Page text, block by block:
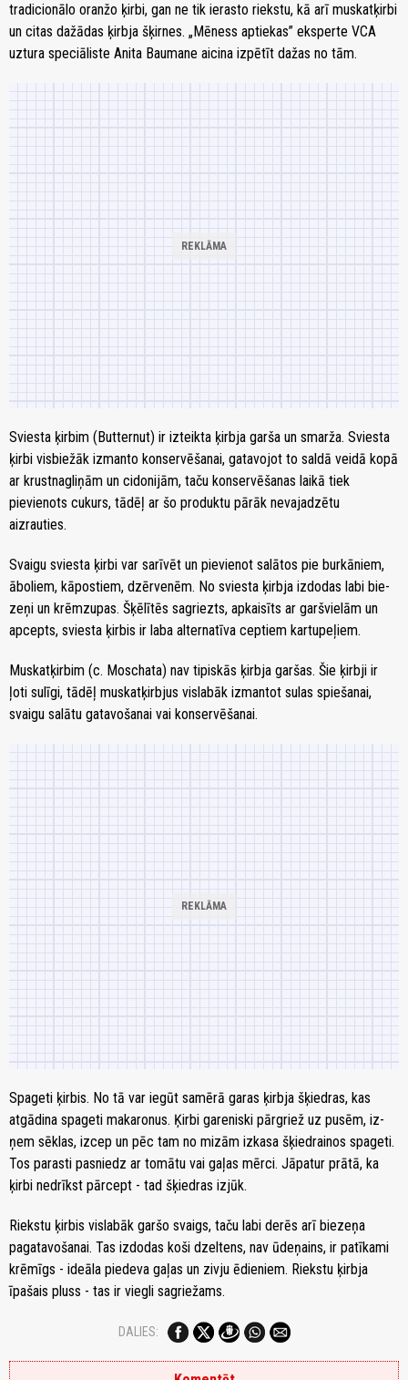
tradicionālo oranžo ķirbi, gan ne tik ierasto riekstu, kā arī muskatķirbi
un citas dažādas ķirbja šķirnes. „Mēness aptiekas” eksperte VCA
uztura speciāliste Anita Baumane aicina izpētīt dažas no tām.
Svies­ta ķir­bim (Butternut) ir iz­teik­ta ķir­bja garš­a un smar­ža. Svies­ta
ķir­bi vis­bie­žāk iz­man­to kon­ser­vē­ša­nai, ga­ta­vo­jot to sal­dā vei­dā ko­pā
ar krust­nag­li­ņām un ci­do­ni­jām, taču konservēšanas laikā tiek
pievienots cukurs, tādēļ ar šo produktu pārāk nevajadzētu
aizrauties.
Svai­gu sviesta ķir­bi var sa­rī­vēt un pievienot sa­lā­tos pie bur­kā­niem,
ābo­liem, kā­pos­tiem, dzēr­ve­nēm. No svies­ta ķir­bja izdodas la­bi bie­
ze­ņi un krēm­zu­pas. Šķē­lī­tēs sa­griezts, ap­kai­sīts ar garš­vie­lām un
ap­cepts, svies­ta ķir­bis ir la­ba al­ter­na­tī­va cep­tiem kar­tu­pe­ļiem.
Mus­kat­ķir­bim (c. Moschata) nav tipiskās ķirbja garšas. Šie ķirbji ir
ļoti sulīgi, tādēļ muskatķirbjus vislabāk izmantot sulas spiešanai,
svaigu salātu gatavošanai vai konservēšanai.
Spa­ge­ti ķir­bis. No tā var iegūt samērā garas ķirbja šķiedras, kas
atgādina spageti makaronus. Ķir­bi ga­re­nis­ki pār­griež uz pus­ēm, iz­
ņem sēk­las, iz­cep un pēc tam no mi­zām iz­ka­sa šķied­rai­nos spa­ge­ti.
Tos pa­ras­ti pa­sniedz ar to­mā­tu vai ga­ļas mēr­ci. Jāpatur prātā, ka
ķir­bi ne­drīkst pār­cept - tad šķied­ras iz­jūk.
Riek­stu ķir­bis vislabāk garšo svaigs, taču labi derēs arī bie­ze­ņa
paga­ta­vo­ša­nai. Tas izdodas ko­ši dzel­tens, nav ūde­ņains, ir pa­tī­ka­mi
krē­mīgs - ide­āla pie­de­va ga­ļas un ziv­ju ēdie­niem. Riekstu ķirbja
īpašais pluss - tas ir viegli sagriežams.
DALIES: